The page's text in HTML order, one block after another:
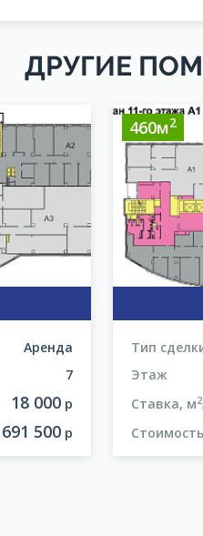
ДРУГИЕ
Аренда
7
18 000 р
691 500 р
460м2
Тип
Этаж
Ставка, м2